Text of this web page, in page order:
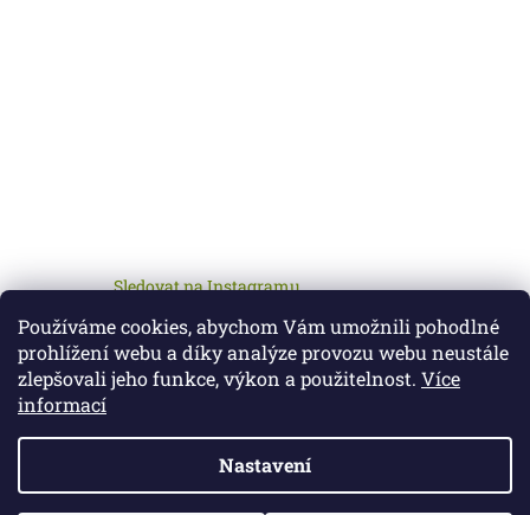
Používáme cookies, abychom Vám umožnili pohodlné
prohlížení webu a díky analýze provozu webu neustále
zlepšovali jeho funkce, výkon a použitelnost. Více
informací
Nastavení
Sledovat na Instagramu
Vytvořil Shoptet